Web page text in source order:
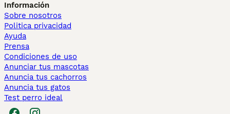
Información
Sobre nosotros
Politica privacidad
Ayuda
Prensa
Condiciones de uso
Anunciar tus mascotas
Anuncia tus cachorros
Anuncia tus gatos
Test perro ideal